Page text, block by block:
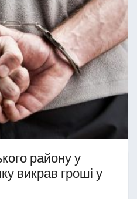
району у
викрав гроші у